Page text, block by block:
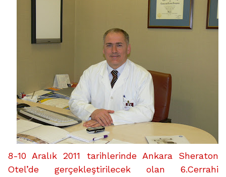
8-10 Aralık 2011 tarihlerinde Ankara Sheraton
Otel’de gerçekleştirilecek olan 6.Cerrahi